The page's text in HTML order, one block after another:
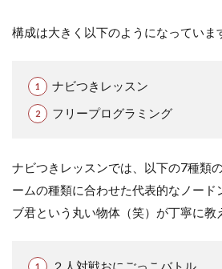
構成は大きく以下のようになっていま
ナビつきレッスン
フリープログラミング
ナビつきレッスンでは、以下の7種類
ームの種類に合わせた代表的なノード
ブ君という丸い物体（笑）が丁寧に教
２人対戦おにごっこバトル